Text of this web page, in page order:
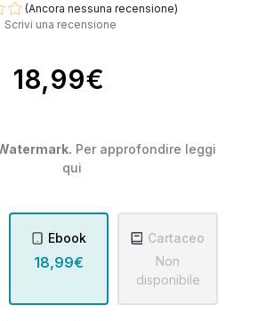
(Ancora nessuna recensione)
Scrivi una recensione
18,99€
Per approfondire leggi
qui
Ebook
18,99€
Cartaceo
Non
disponibile